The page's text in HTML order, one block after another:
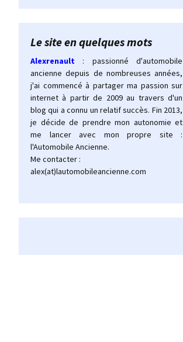
Le site en quelques mots
Alexrenault
: passionné d'automobile
ancienne depuis de nombreuses années,
j'ai commencé à partager ma passion sur
internet à partir de 2009 au travers d'un
blog qui a connu un relatif succès. Fin 2013,
je décide de prendre mon autonomie et
me lancer avec mon propre site :
l'Automobile Ancienne.
Me contacter :
alex(at)lautomobileancienne.com